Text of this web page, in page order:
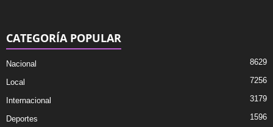
CATEGORÍA POPULAR
Nacional 8629
Local 7256
Internacional 3179
Deportes 1596